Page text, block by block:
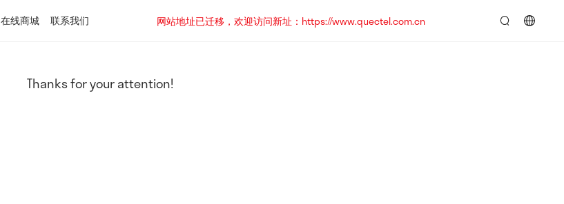
在线商城 联系我们
网站地址已迁移，欢迎访问新址：https://www.quectel.com.cn
Thanks for your attention!